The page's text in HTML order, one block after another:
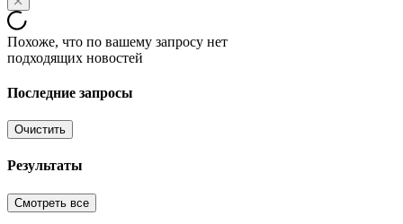
Похоже, что по вашему запросу нет
подходящих новостей
Последние запросы
Очистить
Результаты
Смотреть все